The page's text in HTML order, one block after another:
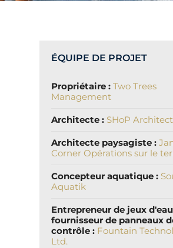
ÉQUIPE DE PROJET
Propriétaire :Two Trees
Management
Architecte : SHoP Architect
Architecte paysagiste :
Corner Opérations sur le
Concepteur aquatique :
Aquatik
Entrepreneur de jeux
fournisseur de panneaux
contrôle : Fountain
Ltd.